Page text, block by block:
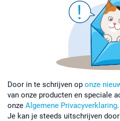
Door in te schrijven op onze
van onze producten en speciale
onze Algemene Privacyverklaring.
Je kan je steeds uitschrijven